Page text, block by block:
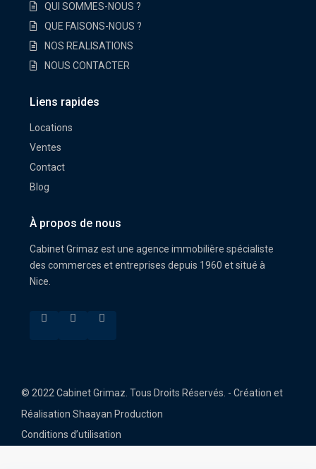
QUI SOMMES-NOUS ?
QUE FAISONS-NOUS ?
NOS REALISATIONS
NOUS CONTACTER
Liens rapides
Locations
Ventes
Contact
Blog
À propos de nous
Cabinet Grimaz est une agence immobilière spécialiste
des commerces et entreprises depuis 1960 et situé à
Nice.
© 2022 Cabinet Grimaz. Tous Droits Réservés. - Création et
Réalisation Shaayan Production
Conditions d’utilisation